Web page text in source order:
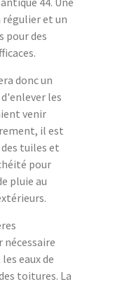
et un
pour des
donc un
les
venir
il est
tuiles et
pour
pluie au
eaux de
toitures. La